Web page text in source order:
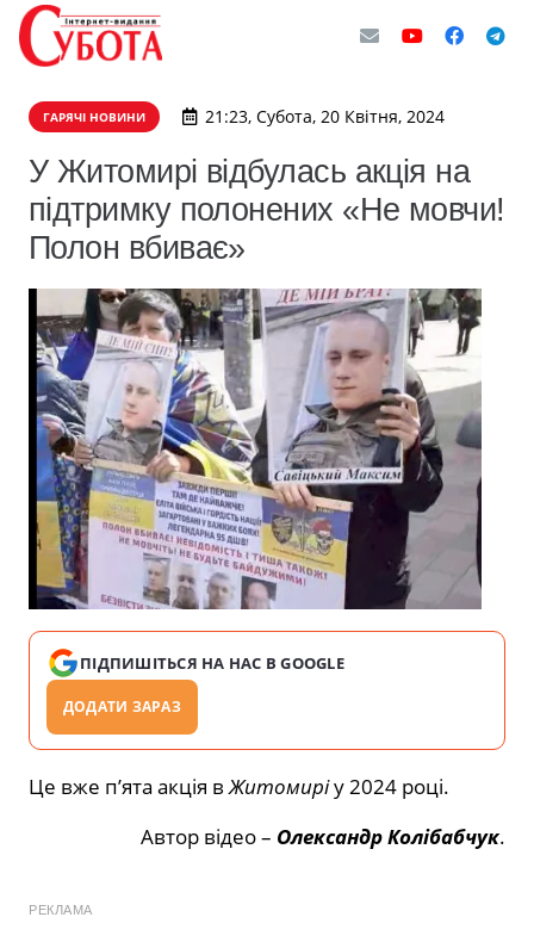
ГАРЯЧІ НОВИНИ 21:23, Субота, 20 Квітня, 2024
У Житомирі відбулась акція на
підтримку полонених «Не мовчи!
Полон вбиває»
ПІДПИШІТЬСЯ НА НАС В GOOGLE
ДОДАТИ ЗАРАЗ
Це вже пʼята акція в Житомиріу 2024 році.
Автор відео – Олександр Колібабчук.
РЕКЛАМА